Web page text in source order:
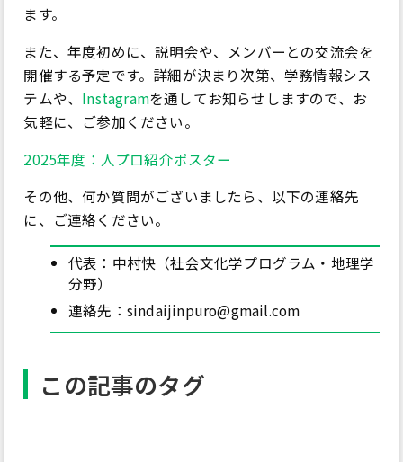
ます。
また、年度初めに、説明会や、メンバーとの交流会を
開催する予定です。詳細が決まり次第、学務情報シス
テムや、 Instagramを通してお知らせしますので、お
気軽に、ご参加ください。
2025年度：人プロ紹介ポスター
その他、何か質問がございましたら、以下の連絡先
に、ご連絡ください。
代表：中村快（社会文化学プログラム・地理学
分野）
連絡先：sindaijinpuro@gmail.com
この記事のタグ